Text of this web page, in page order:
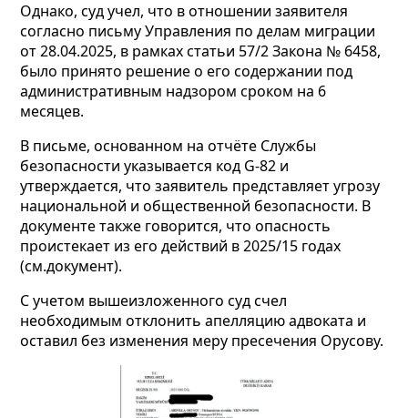
Однако, суд учел, что в отношении заявителя
согласно письму Управления по делам миграции
от 28.04.2025, в рамках статьи 57/2 Закона № 6458,
было принято решение о его содержании под
административным надзором сроком на 6
месяцев.
В письме, основанном на отчёте Службы
безопасности указывается код G-82 и
утверждается, что заявитель представляет угрозу
национальной и общественной безопасности. В
документе также говорится, что опасность
проистекает из его действий в 2025/15 годах
(см.документ).
С учетом вышеизложенного суд счел
необходимым отклонить апелляцию адвоката и
оставил без изменения меру пресечения Орусову.